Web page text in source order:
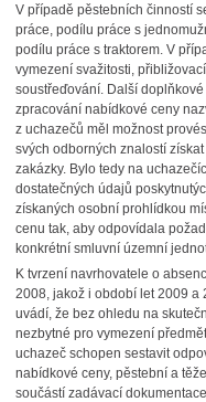
V případě pěstebních činností
práce, podílu práce s
podílu práce s traktorem. V
vymezení svažitosti,
soustřeďování. Další
zpracování nabídkové ceny
z uchazečů měl možnost
svých odborných znalostí
zakázky. Bylo tedy na
dostatečných údajů
získaných osobní prohlídkou
cenu tak, aby odpovídala
konkrétní smluvní územní
K tvrzení navrhovatele o
2008, jakož i období let 2009 a
uvádí, že bez ohledu na
nezbytné pro vymezení
uchazeč schopen sestavit
nabídkové ceny, pěstební a
součástí zadávací